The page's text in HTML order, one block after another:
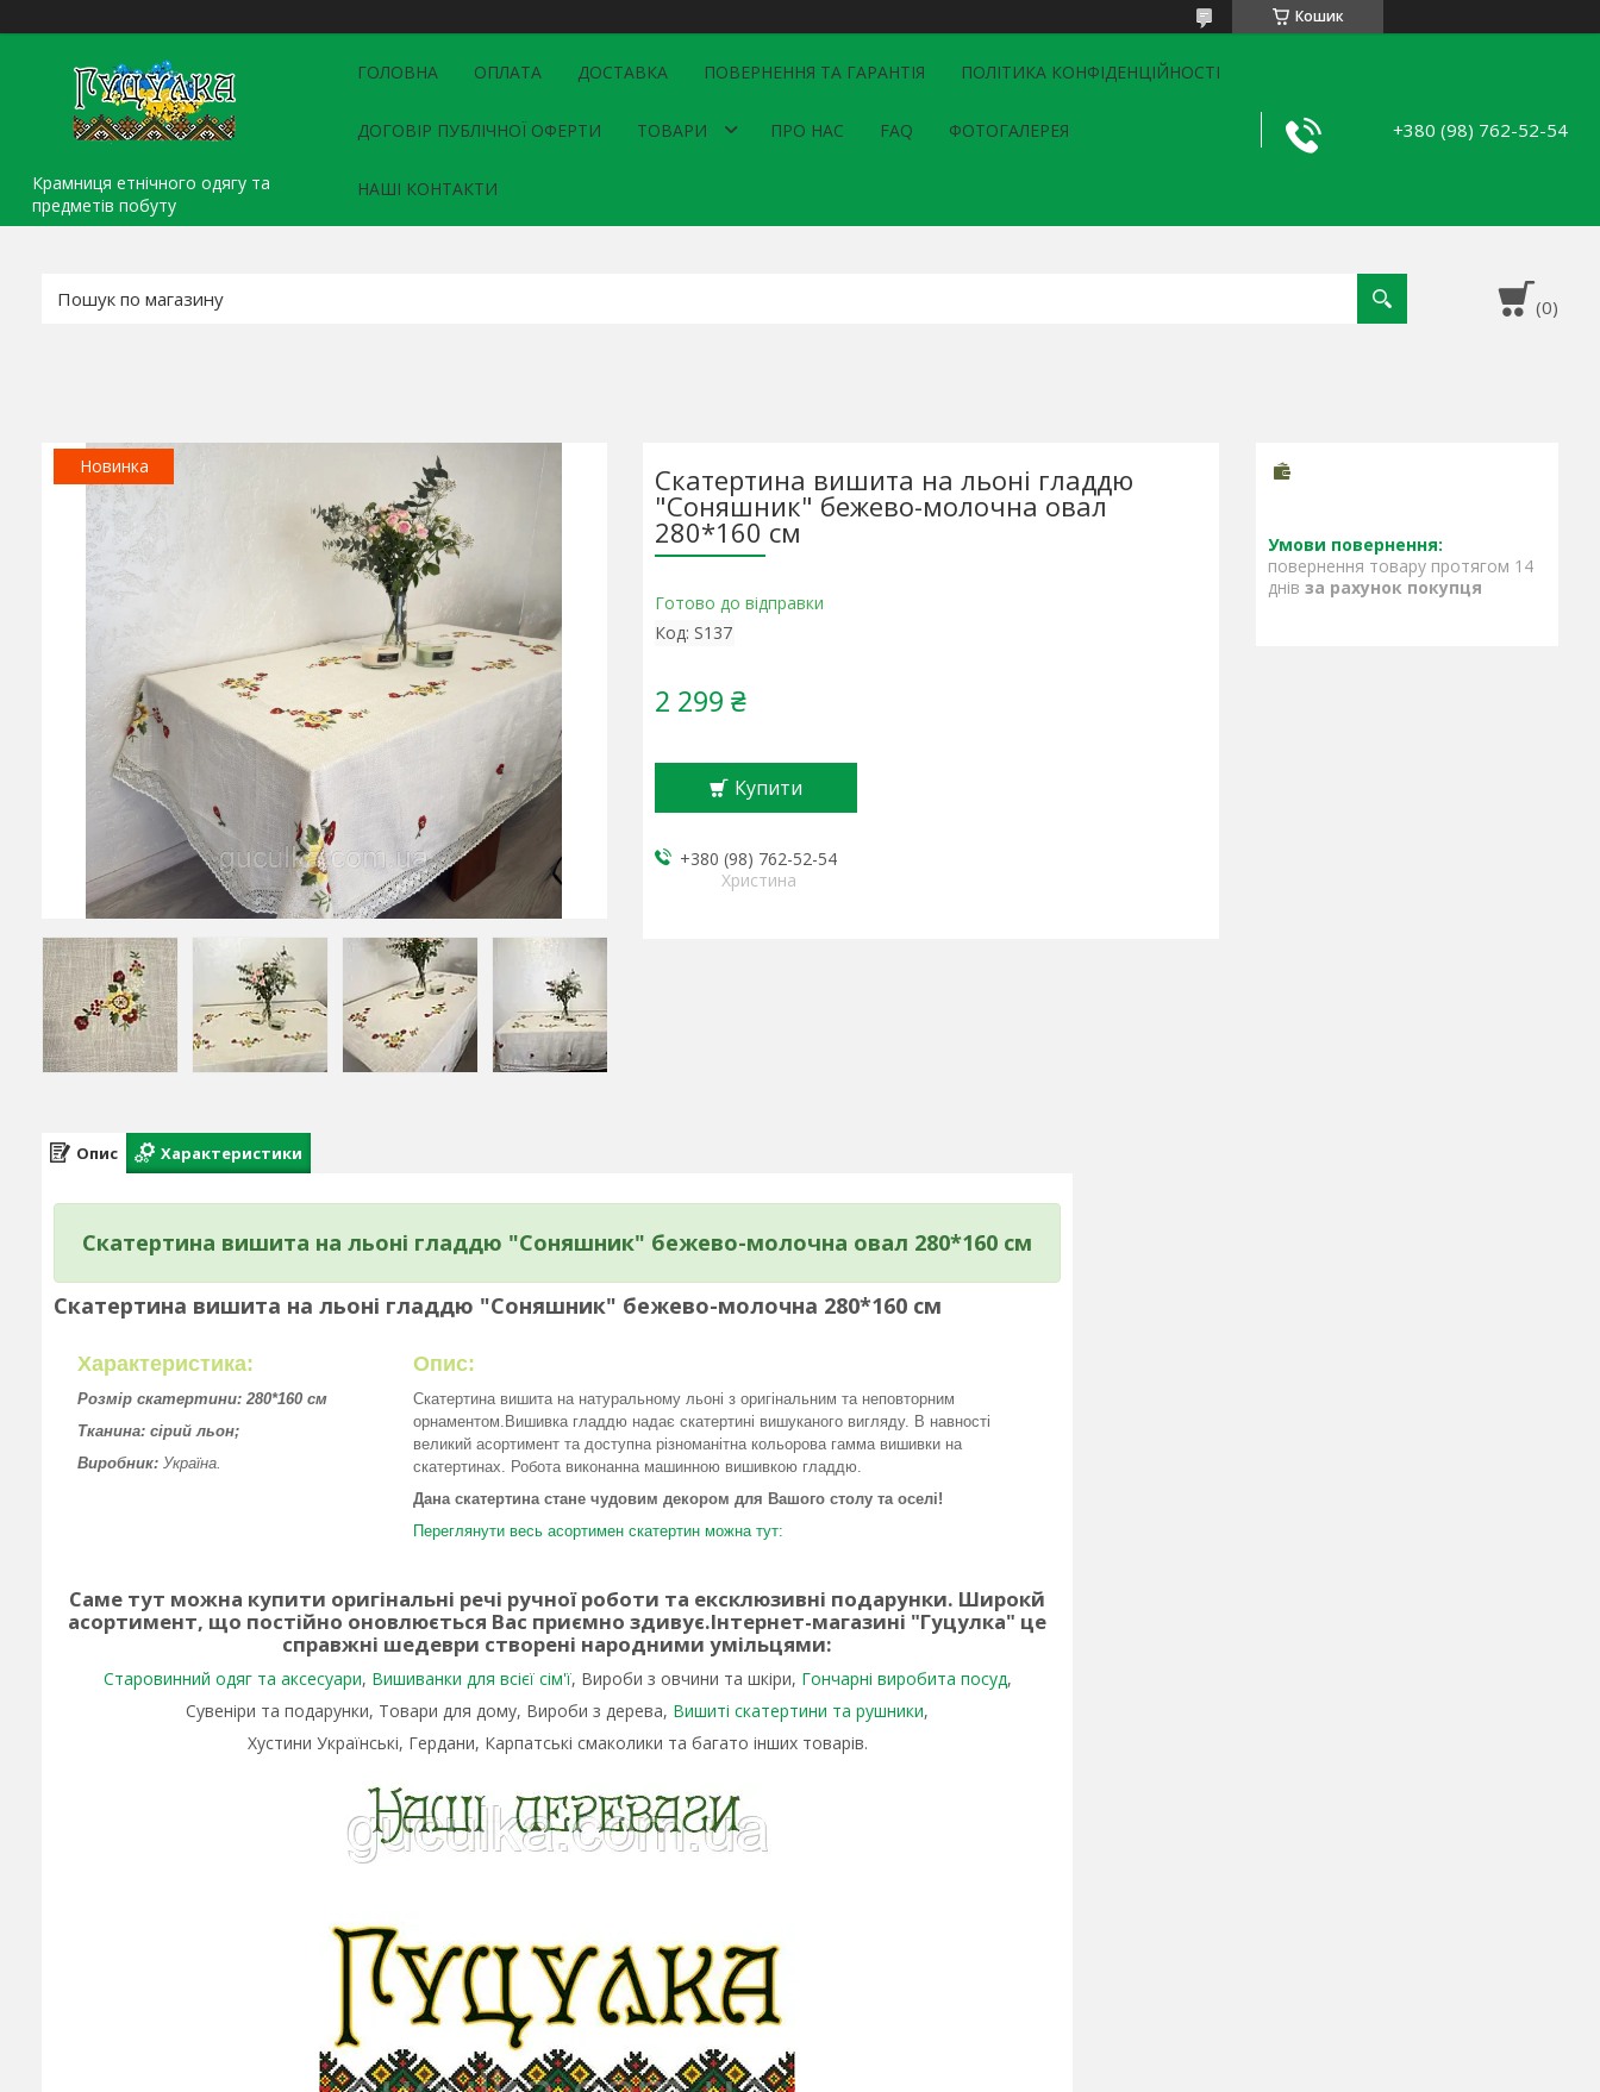
Кошик
Крамниця етнічного одягу та
предметів побуту
ГОЛОВНА ОПЛАТА ДОСТАВКА ПОВЕРНЕННЯ ТА ГАРАНТІЯ ПОЛІТИКА КОНФІДЕНЦІЙНОСТІ
ДОГОВІР ПУБЛІЧНОЇ ОФЕРТИ ТОВАРИ ПРО НАС FAQ ФОТОГАЛЕРЕЯ
НАШІ КОНТАКТИ
+380 (98) 762-52-54
Новинка Скатертина вишита на льоні гладдю
"Соняшник" бежево-молочна овал
280*160 см
Готово до відправки
Код: S137
2 299 ₴
Купити
+380 (98) 762-52-54
Христина
повернення товару протягом 14
днів за рахунок покупця
Опис Характеристики
Скатертина вишита на льоні гладдю "Соняшник" бежево-молочна овал 280*160 см
Скатертина вишита на льоні гладдю "Соняшник" бежево-молочна 280*160 см
Характеристика:
Розмір скатертини: 280*160 см
Тканина: сірий льон;
Виробник: Україна.
Опис:
Скатертина вишита на натуральному льоні з оригінальним та неповторним
орнаментом.Вишивка гладдю надає скатертині вишуканого вигляду. В навності
великий асортимент та доступна різноманітна кольорова гамма вишивки на
скатертинах. Робота виконанна машинною вишивкою гладдю.
Дана скатертина стане чудовим декором для Вашого столу та оселі!
Переглянути весь асортимен скатертин можна тут:
Саме тут можна купити оригінальні речі ручної роботи та ексклюзивні подарунки. Широкй
асортимент, що постійно оновлюється Вас приємно здивує.Інтернет-магазині "Гуцулка" це
справжні шедеври створені народними умільцями:
Старовинний одяг та аксесуари, Вишиванки для всієї сім'ї, Вироби з овчини та шкіри, Гончарні виробита посуд,
Сувеніри та подарунки, Товари для дому, Вироби з дерева, Вишиті скатертини та рушники,
Хустини Українські, Гердани, Карпатські смаколики та багато інших товарів.